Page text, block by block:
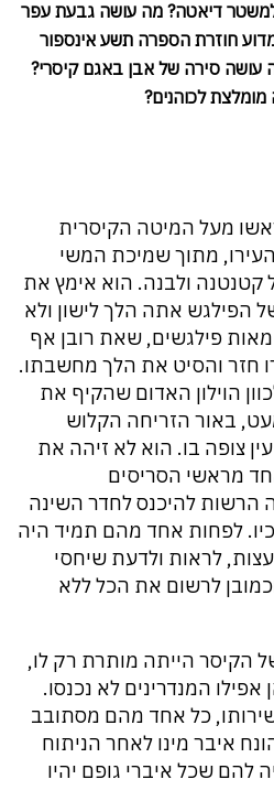
דיאטה? מה עושה גבעת עפר
חוזרת הספרה תשע אינספור
עושה סירה של אבן באגם קיסרי?
מומלצת לכוהנים?
מעל המיטה הקיסרית
מתוך שמיכת המשי
קטנטנה ולבנה. הוא אימץ את
הפילגש אתה הלך לישון ולא
מאות פילגשים, שאת רובן אף
חזר והסיט את הלך מחשבתו.
הוילון האדום שהקיף את
באור הזריחה הקלוש
צופה בו. הוא לא זיהה את
מראשי הסריסים
הרשות להיכנס לחדר השינה
לפחות אחד מהם תמיד היה
לראות ולדעת שיחסי
לרשום את הכל ללא
הקיסר הייתה מותרת רק לו,
המנדרינים לא נכנסו.
כל אחד מהם מסתובב
איבר מינו לאחר הניתוח
להם שכל איברי גופם יהיו